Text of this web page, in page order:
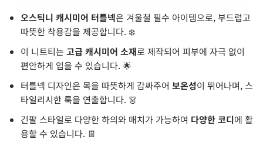
오스틱니 캐시미어 터틀넥은 겨울철 필수 아이템으로, 부드럽고
따뜻한 착용감을 제공합니다. ❄️
이 니트티는 고급 캐시미어 소재로 제작되어 피부에 자극 없이
편안하게 입을 수 있습니다. 🌟
터틀넥 디자인은 목을 따뜻하게 감싸주어 보온성이 뛰어나며, 스
타일리시한 룩을 연출합니다. 👗
긴팔 스타일로 다양한 하의와 매치가 가능하여 다양한 코디에 활
용할 수 있습니다. 👖